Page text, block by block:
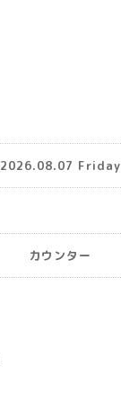
2026.08.07 Friday
カウンター